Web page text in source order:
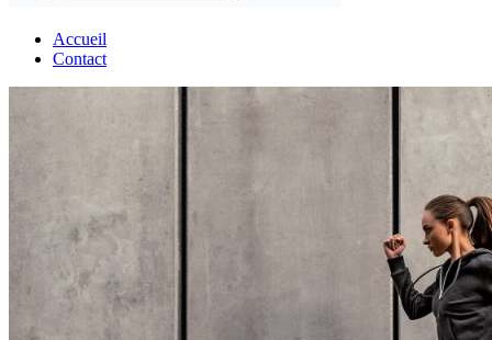
Accueil
Contact